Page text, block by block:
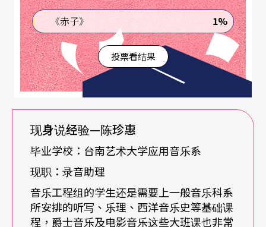
和唱片工业当中，从事录制及传播工作的职业。而
德国在二次世界大战之后，有鉴于音乐和唱片工业
的蓬勃发展，首先在西北德的德特摩音乐学院成立
了Tonmeister的相关科系（笔者即毕业于此），期
许培养出在音乐性及科技性双强项的专业人才。之
所以将其设置在音乐学院当中，目的在于就读于音
乐学院里的演艺学生们，正好是录音系学生在学习
过程当中相互合作支援的最大优势。由于初期是以
古典音乐为学习的主要内容，因此Tonmeister这项
专门的职业很自然地被解释为「古典音乐录音制作
人」；然而因应时代转变的需求，许多音乐的内
《赤子》 1%
投票看结果
现身说经验—陈珍惠
毕业学校：台南艺术大学应用音乐系
现职：录音助理
音乐工程组的学生还是需要上一般音乐科系
所安排的听写、乐理、西洋音乐史等基础课
程，爵士音乐及电影音乐这些大班课也非常